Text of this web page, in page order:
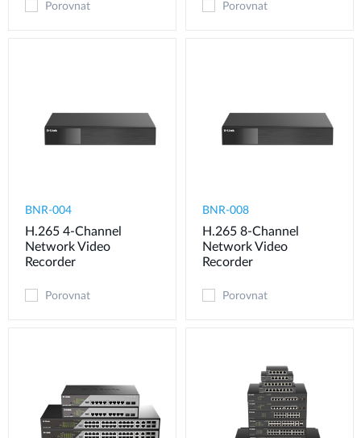
Porovnat Porovnat
BNR-004
H.265 4-Channel
Network Video
Recorder
Porovnat
BNR-008
H.265 8-Channel
Network Video
Recorder
Porovnat